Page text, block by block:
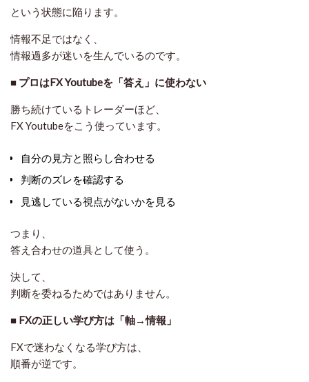
という状態に陥ります。
情報不足ではなく、
情報過多が迷いを生んでいるのです。
■ プロはFX Youtubeを「答え」に使わない
勝ち続けているトレーダーほど、
FX Youtubeをこう使っています。
自分の見方と照らし合わせる
判断のズレを確認する
見逃している視点がないかを見る
つまり、
答え合わせの道具として使う。
決して、
判断を委ねるためではありません。
■ FXの正しい学び方は「軸→情報」
FXで迷わなくなる学び方は、
順番が逆です。